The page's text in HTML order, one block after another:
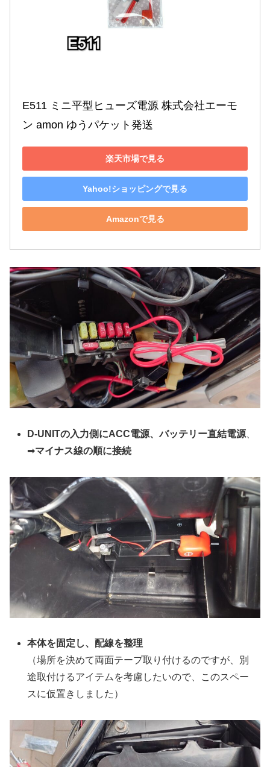
E511 ミニ平型ヒューズ電源 株式会社エーモ
ン amon ゆうパケット発送
楽天市場で見る
Yahoo!ショッピングで見る
Amazonで見る
D-UNITの入力側にACC電源、バッテリー直結電源
➡マイナス線の順に接続
本体を固定し、配線を整理
（場所を決めて両面テープ取り付けるのですが、別
途取付けるアイテムを考慮したいので、このスペー
スに仮置きしました）